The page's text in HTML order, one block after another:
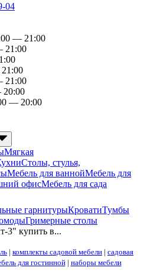
04
— 21:00
21:00
21:00
— 20:00
Мягкая
Столы, стулья,
Мебель для ваннойМебель для
офисМебель для сада
гарнитурыКроватиТумбы
Гримерные столы
3" купить в...
| комплекты садовой мебели | садовая
для гостинной| наборы мебели